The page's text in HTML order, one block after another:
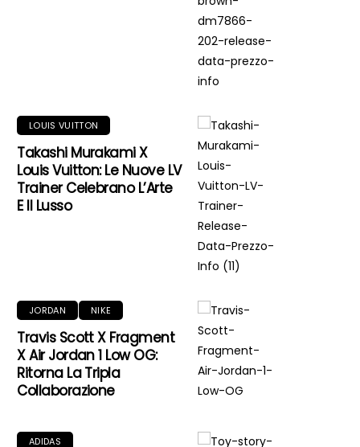
LOUIS VUITTON
Takashi Murakami X
Louis Vuitton: Le Nuove LV
Trainer Celebrano L’Arte
E Il Lusso
JORDAN NIKE
Travis Scott X Fragment
X Air Jordan 1 Low OG:
Ritorna La Tripla
Collaborazione
ADIDAS